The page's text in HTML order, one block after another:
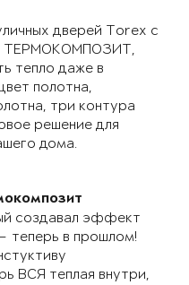
дверей Torex с
ТЕРМОКОМПОЗИТ,
тепло даже в
полотна,
три контура
решение для
дома.
создавал эффект
теперь в прошлом!
ВСЯ теплая внутри,